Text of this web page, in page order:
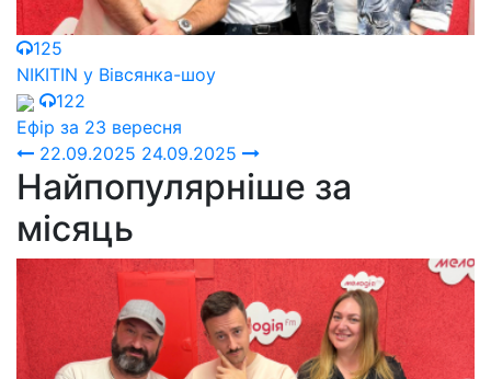
125
NIKITIN у Вівсянка-шоу
122
Ефір за 23 вересня
22.09.2025 24.09.2025
Найпопулярніше за
місяць